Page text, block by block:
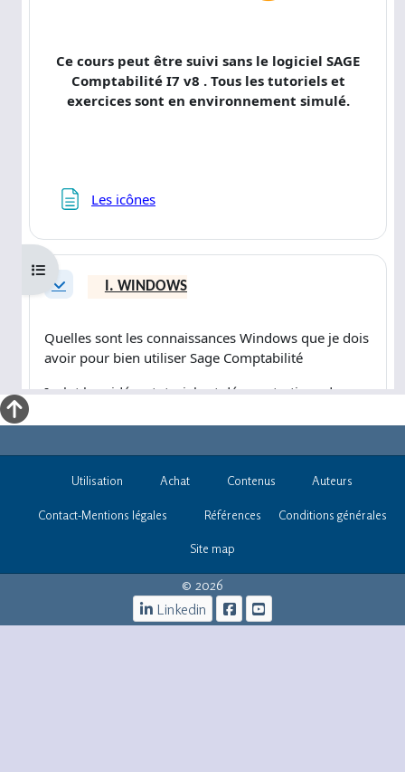
Utilisation Achat Contenus Auteurs
Contact-Mentions légales Références Conditions générales
Site map
© 2026
Linkedin